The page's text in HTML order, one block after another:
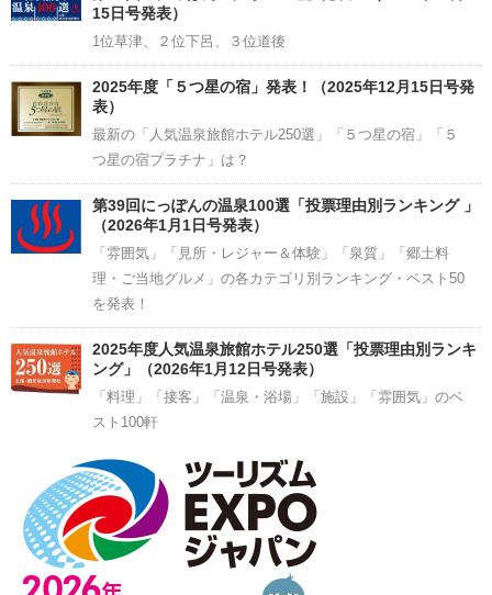
15日号発表）
1位草津、２位下呂、３位道後
2025年度「５つ星の宿」発表！（2025年12月15日号発
表）
最新の「人気温泉旅館ホテル250選」「５つ星の宿」「５
つ星の宿プラチナ」は？
第39回にっぽんの温泉100選「投票理由別ランキング 」
（2026年1月1日号発表）
「雰囲気」「見所・レジャー＆体験」「泉質」「郷土料
理・ご当地グルメ」の各カテゴリ別ランキング・ベスト50
を発表！
2025年度人気温泉旅館ホテル250選「投票理由別ランキ
ング」（2026年1月12日号発表）
「料理」「接客」「温泉・浴場」「施設」「雰囲気」のベ
スト100軒